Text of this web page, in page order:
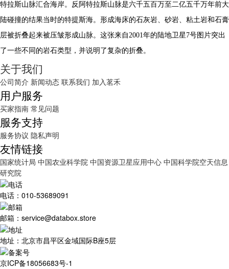
特拉斯山脉汇合海岸。反阿特拉斯山脉是六千五百万至二亿五千万年前大
陆碰撞的结果当时的特提斯海。形成海床的石灰岩、砂岩、粘土岩和石膏
层被折叠起来被压皱形成山脉。这张来自2001年的陆地卫星7号图片突出
了一些不同的岩石类型，并说明了复杂的折叠。
关于我们
公司简介 新闻动态 联系我们 加入茗禾
用户服务
买家指南 常见问题
服务支持
服务协议 隐私声明
友情链接
国家统计局 中国农业科学院 中国资源卫星应用中心 中国科学院空天信息
研究院
电话：010-53689091
邮箱：service@databox.store
地址：北京市昌平区金域国际B座5层
京ICP备18056683号-1